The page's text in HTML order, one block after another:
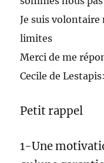
Je suis volontaire
limites
Merci de me
Cecile de
Petit rappel
1-Une